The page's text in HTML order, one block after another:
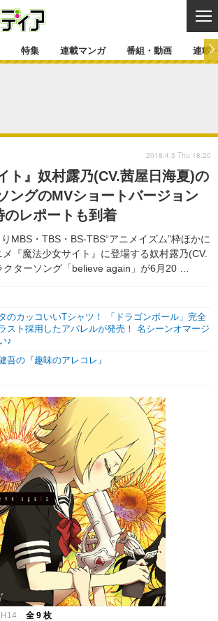
リ マンガ
イベント
新帝スタ
カバー
覧 連載一覧
覧 ラジオ
覧
知らせ
特集 連載マンガ 番組・動画 連載
ト』奴村露乃(CV.茜屋日海夏)の
ングのMVショートバージョン
レポートも到着
MBS・TBS・BS-TBS“アニメイズム”枠ほかに
『魔法少女サイト』に登場する奴村露乃(CV.
ターソング「believe again」が6月20 …
のカッコいいTシャツ！ 「ドラゴンボール」完全
スト採用したアパレルが発売！ 名シーンオマージ
♪
吾の『趣味のアレコレ』
2018.4.5 Thu 18:20
全 9 枚